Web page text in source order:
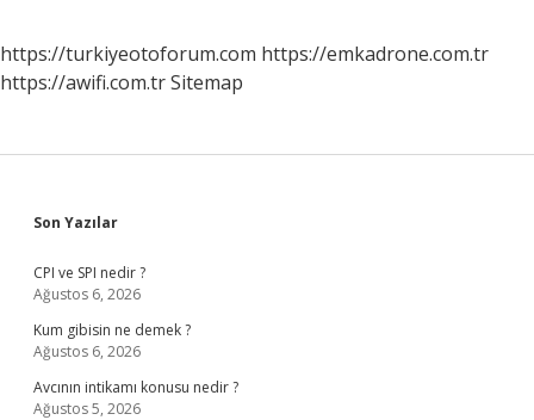
https://turkiyeotoforum.com https://emkadrone.com.tr
https://awifi.com.trSitemap
Sidebar
Son Yazılar
CPI ve SPI nedir ?
Ağustos 6, 2026
Kum gibisin ne demek ?
Ağustos 6, 2026
Avcının intikamı konusu nedir ?
Ağustos 5, 2026